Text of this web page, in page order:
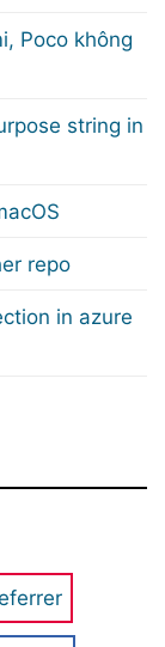
Poco không
string in
repo
in azure